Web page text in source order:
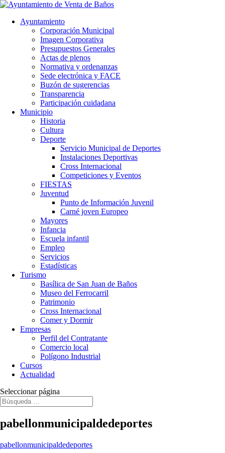
Ayuntamiento
Corporación Municipal
Imagen Corporativa
Presupuestos Generales
Actas de plenos
Normativa y ordenanzas
Sede electrónica y FACE
Buzón de sugerencias
Transparencia
Participación cuidadana
Municipio
Historia
Cultura
Deporte
Servicio Municipal de Deportes
Instalaciones Deportivas
Cross Internacional
Competiciones y Eventos
FIESTAS
Juventud
Punto de Información Juvenil
Carné joven Europeo
Mayores
Infancia
Escuela infantil
Empleo
Servicios
Estadísticas
Turismo
Basílica de San Juan de Baños
Museo del Ferrocarril
Patrimonio
Cross Internacional
Comer y Dormir
Empresas
Perfil del Contratante
Comercio local
Polígono Industrial
Cursos
Actualidad
Seleccionar página
pabellonmunicipaldedeportes
pabellonmunicipaldedeportes